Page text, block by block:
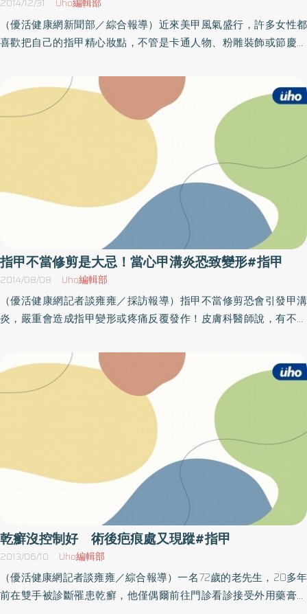
覺得自己身體時常僵硬或懷疑自己有關節炎，建議可回診尋找醫師
做進一步檢測。廚師飽受乾癬關節炎之苦 生物製劑治療改善生活
品質日前，一名鐵板燒師傅因罹患乾癬合併乾癬性關節炎，不僅皮
被調到後場做備料，在接受生物製劑治療後，症狀獲得改善，關節
也不再惡化，重回工作岡位繼續第一線烹飪工作。對於乾癬、乾癬
性關節炎的治療，李醫師認為生物製劑有腫瘤壞死因子（TNF-α）抗
體，目前是乾癬性關節炎的標準治療方式，可同時改善乾癬症狀及
控制關節的發炎和破壞程度，透過2週施打一次、定期回診，有助於
醫師及病人監控病情。最後李婉若醫師也呼籲，乾癬除了皮膚症狀
外，更可能會引發不可逆的關節破壞；因此，愈早開始預防，愈能
避免關節被破壞。提醒乾癬患者，應保有規律的日常生活，留意身
體的變化，切記不菸不酒，配合醫師診斷及定期回診，才能脫離
2014/12/31 Uho編輯部
（優活健康網新聞部／綜合報導）近來美甲風氣盛行，許多女性都
喜歡把自己的指甲精心妝點，不管是卡通人物、粉雕裝飾或節慶主
指甲出現不正常狀況時，你曾留意過嗎？日前台北市一名45歲的陳
姓男子，一年來左腳大拇趾一直呈現暗沉、中間微凸的狀況，直到
發現壓了會莫名疼痛，才趕快到皮膚科診所求診。醫師診斷後立刻
安排進行手術，沒想到開下去竟是一顆小鋼珠大小的「栓塞靜脈
瘤」（thrombosed vein）經過栓塞切除術小心切除後六個月，指甲
凹陷疼痛狀況才慢慢恢復正常。 身體任何位置 都可能出現栓塞風
險皮膚科醫師劉權毅指出，栓塞靜脈瘤較常發生於手臂或腿部，最
常見的原因是外傷，例如：鈍挫傷傷及表淺皮膚的血管。及其他危
險因子，包括懷孕、肥胖、抽菸、靜脈屈張病史、靜脈藥物成癮
者、長期置放靜脈留置導管等。不過也有少數情況，栓塞靜脈瘤會
發生在其他位置皮膚，例如：頸部、軀幹、手或腳底。如果合併發
炎，就叫做「栓塞靜脈炎」。例如：發生在胸壁或乳房，叫做
Mondor氏病，發生在男性生殖器叫做Mondor氏陰莖靜脈炎。指甲
竟會出現栓塞！屬於極罕見症狀劉權毅醫師進一步說明，其實「栓
塞靜脈瘤」發生在指甲附近的病例相當罕見，一般來說，指甲中央
能在多處皆會出現指甲中央凹陷的狀況。但如果像陳先生這樣的案
例，只是單獨一隻指甲凹陷，則要考慮是不是該處生長趾甲的甲基
質受到干擾，就像個案的左腳大拇趾便是皮下腫瘤所導致。劉權毅
醫師提醒民眾，指甲也是身體髮膚的一環，若指甲出現不正常異
樣，要更加小心注意是否為身體機能出現狀況，應立即尋求皮膚科
指甲不當修剪是大忌！當心甲溝炎恐致變形#指甲
2014/08/08 Uho編輯部
（優活健康網記者談雍雍／採訪報導）指甲不當修剪恐會引發甲溝
炎，嚴重會造成指甲變形或疼痛反覆發作！皮膚科醫師說，有不少
旁皮膚皺摺因感染、激性物質入侵而發炎腫痛。臺北市立聯合醫院
中興院區皮膚科主任潘企岳說，甲溝炎有急、慢性之分，急性甲溝
炎最常發生在腳趾大拇趾，常合併指甲內生，因外力像是不小心
踢、踩到或運動打球傷及指甲旁皮膚引起細菌感染而成。而慢性甲
溝炎大多發生在手指，因常碰水、刺激性物質，細菌及黴菌感染而
成，好發於家庭主婦、清潔人員、餐飲業等。這些情況往往因沒有
正確處理預防而不斷復發，令患者相當困擾。甲溝炎反覆發作 嚴
重恐甲床分離潘企岳醫師解釋，急性甲溝炎會造成指甲邊皮膚皺摺
紅腫化膿、相當疼痛，但甲溝炎患者常會因疼痛而修剪指甲，把疼
痛處指甲剪短，這是相當錯誤的做法。特別是內生指甲原本已嵌進
周邊皮膚，不當修剪會造成嵌入更深，甚至形成尖刺刺入皮內，進
而不斷造成滲液流出、產生肉芽組織乃至皮膚無法癒合。而慢性甲
溝炎也會紅腫，但較不會疼痛，經常會合併手指甲變形、變色，甲
床分離，甚至灰指甲。急性甲溝炎的治療以口服抗生素為主，大多
不用手術拔除部分或全部趾甲，除非已有尖刺形成刺入皮內才要剪
乾癬沒控制好 術後疤痕處又現蹤#指甲
2013/06/10 Uho編輯部
（優活健康網記者談雍雍／綜合報導）一名72歲的老先生，20多年
前在雙手被診斷罹患乾癬，他僅偶爾前往門診看診接受外用藥膏塗